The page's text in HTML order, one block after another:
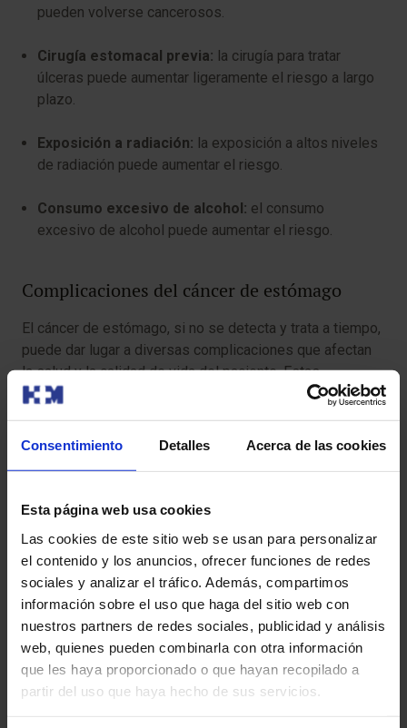
Consentimiento Detalles Acerca de las cookies
Esta página web usa cookies
Las cookies de este sitio web se usan para personalizar
el contenido y los anuncios, ofrecer funciones de redes
sociales y analizar el tráfico. Además, compartimos
información sobre el uso que haga del sitio web con
nuestros partners de redes sociales, publicidad y análisis
web, quienes pueden combinarla con otra información
que les haya proporcionado o que hayan recopilado a
partir del uso que haya hecho de sus servicios.
pueden volverse cancerosos.
Cirugía estomacal previa: la cirugía para tratar
úlceras puede aumentar ligeramente el riesgo a largo
plazo.
Exposición a radiación: la exposición a altos niveles
de radiación puede aumentar el riesgo.
Consumo excesivo de alcohol: el consumo
excesivo de alcohol puede aumentar el riesgo.
Complicaciones del cáncer de estómago
El cáncer de estómago, si no se detecta y trata a tiempo,
puede dar lugar a diversas complicaciones que afectan
la salud y la calidad de vida del paciente. Estas
complicaciones pueden ser el resultado del crecimiento
propagación del cáncer a otras partes del cuerpo.
estómago, causando anemia por deficiencia de hierro.
Obstrucción:el crecimiento del tumor puede obstruir
el paso de los alimentos a través del estómago,
causando náuseas, vómitos y dificultad para tragar.
Perforación:en casos raros, el tumor puede perforar
la pared del estómago, causando una peritonitis, una
infección grave de la cavidad abdominal.